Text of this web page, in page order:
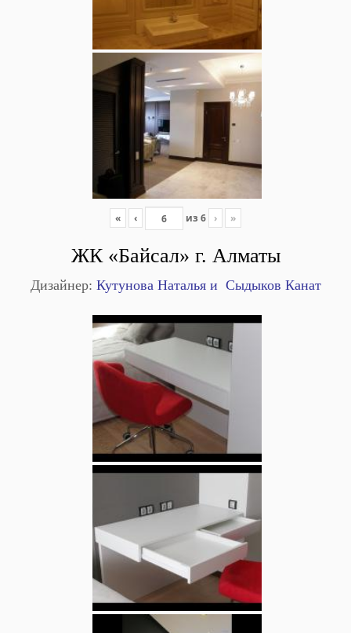
« ‹ из 6 › »
ЖК «Байсал» г. Алматы
Дизайнер: Кутунова Наталья и Сыдыков Канат